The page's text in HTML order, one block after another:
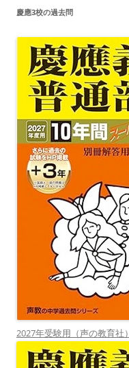
慶應3校の過去問
2027年受験用（声の教育社）